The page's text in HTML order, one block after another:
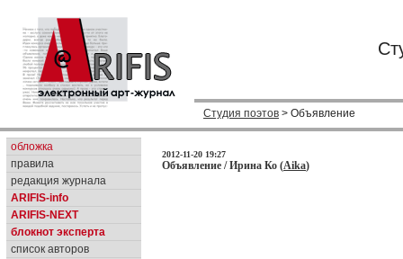
Студия поэтов > Объявление
обложка
правила
редакция журнала
ARIFIS-info
ARIFIS-NEXT
блокнот эксперта
список авторов
2012-11-20 19:27
Объявление / Ирина Ко (Aika)